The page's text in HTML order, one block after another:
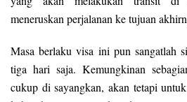
meneruskan perjalanan ke tujuan
Masa berlaku visa ini pun sangatlah
tiga hari saja. Kemungkinan
cukup di sayangkan, akan tetapi